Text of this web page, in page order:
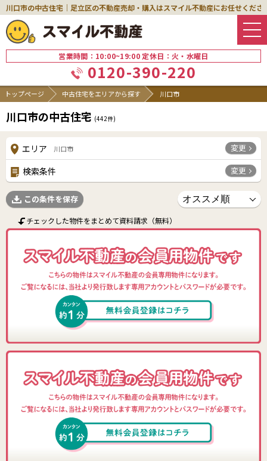
川口市の中古住宅｜足立区の不動産売却・購入はスマイル不動産にお任せくださ
営業時間：10:00~19:00 定休日：火・水曜日
0120-390-220
トップページ 中古住宅をエリアから探す 川口市
川口市の中古住宅 (442件)
エリア 川口市 変更
検索条件 変更
この条件を保存
チェックした物件をまとめて資料請求（無料）